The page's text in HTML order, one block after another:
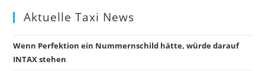
Aktuelle Taxi News
Wenn Perfektion ein Nummernschild hätte, würde darauf
INTAX stehen